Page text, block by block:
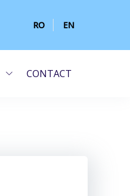
RO EN
CONTACT